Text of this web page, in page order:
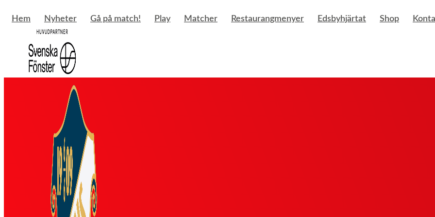
Hem Nyheter Gå på match! Play Matcher Restaurangmenyer Edsbyhjärtat Shop